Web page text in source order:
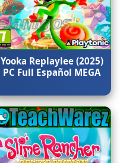
Yooka Replaylee (2025)
PC Full Español MEGA